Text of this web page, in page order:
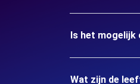
Is het mogelijk
Wat zijn de